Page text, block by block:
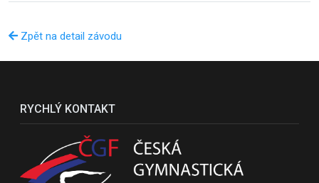
Zpět na detail závodu
RYCHLÝ KONTAKT